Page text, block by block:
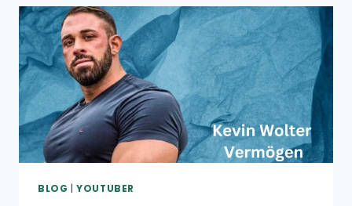
GEHALT
BLOG |YOUTUBER